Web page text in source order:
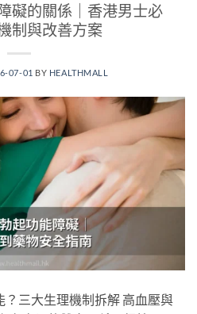
礙的關係｜香港男士必
制與改善方案
07-01 BY HEALTHMALL
三大生理機制拆解 高血壓與